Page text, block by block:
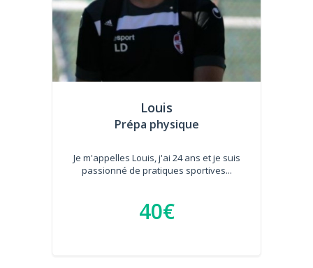
Louis
Prépa physique
Je m'appelles Louis, j'ai 24 ans et je suis
passionné de pratiques sportives...
40€